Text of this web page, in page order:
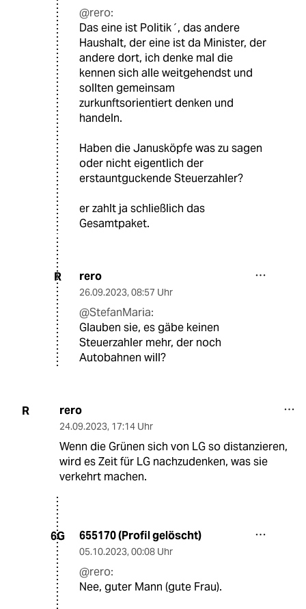
@rero:
Das eine ist Politik´, das andere
Haushalt, der eine ist da Minister, der
andere dort, ich denke mal die
kennen sich alle weitgehendst und
sollten gemeinsam
zurkunftsorientiert denken und
handeln.
Haben die Janusköpfe was zu sagen
oder nicht eigentlich der
erstauntguckende Steuerzahler?
er zahlt ja schließlich das
Gesamtpaket.
R rero
26.09.2023, 08:57 Uhr
@StefanMaria:
Glauben sie, es gäbe keinen
Steuerzahler mehr, der noch
Autobahnen will?
R rero
24.09.2023, 17:14 Uhr
Wenn die Grünen sich von LG so distanzieren,
wird es Zeit für LG nachzudenken, was sie
verkehrt machen.
6G 655170 (Profil gelöscht)
05.10.2023, 00:08 Uhr
@rero:
Nee, guter Mann (gute Frau).